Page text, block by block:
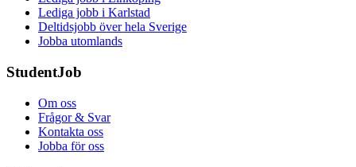
Lediga jobb i Karlstad
Deltidsjobb över hela Sverige
Jobba utomlands
StudentJob
Om oss
Frågor & Svar
Kontakta oss
Jobba för oss